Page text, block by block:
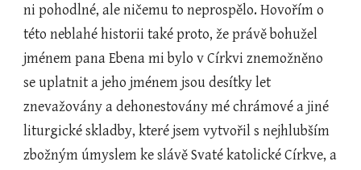
ni pohodlné, ale ničemu to neprospělo. Hovořím o
této neblahé historii také proto, že právě bohužel
jménem pana Ebena mi bylo v Církvi znemožněno
se uplatnit a jeho jménem jsou desítky let
znevažovány a dehonestovány mé chrámové a jiné
liturgické skladby, které jsem vytvořil s nejhlubším
zbožným úmyslem ke slávě Svaté katolické Církve, a